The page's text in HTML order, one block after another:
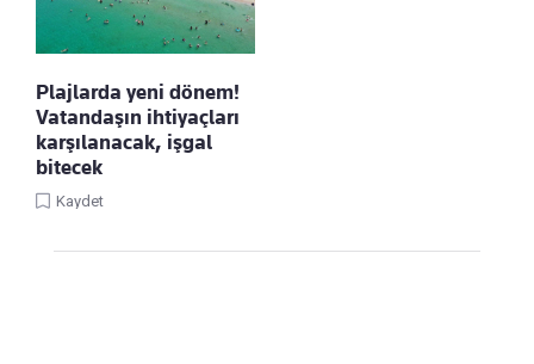
Plajlarda yeni dönem!
Vatandaşın ihtiyaçları
karşılanacak, işgal
bitecek
Kaydet